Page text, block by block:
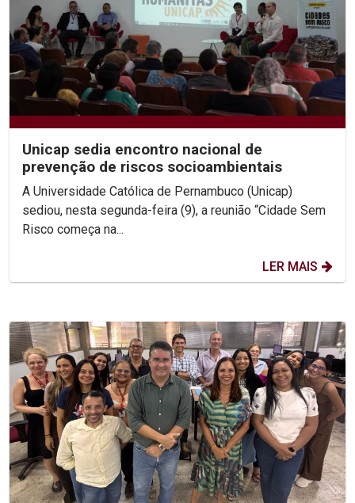
Unicap sedia encontro nacional de
prevenção de riscos socioambientais
A Universidade Católica de Pernambuco (Unicap)
sediou, nesta segunda-feira (9), a reunião “Cidade Sem
Risco começa na...
LER MAIS